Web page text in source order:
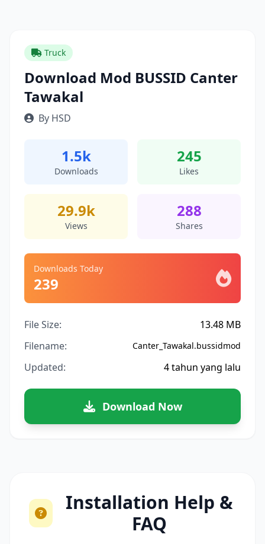
Truck
Download Mod BUSSID Canter
Tawakal
By HSD
1.5k
Downloads
245
Likes
29.9k
Views
288
Shares
Downloads Today
239
File Size:
13.48 MB
Filename:
Canter_Tawakal.bussidmod
Updated: 4 tahun yang lalu
Download Now
Installation Help &
FAQ